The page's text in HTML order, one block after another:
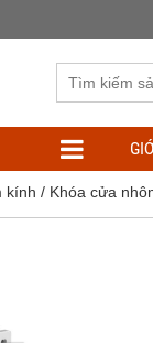
kính / Khóa cửa